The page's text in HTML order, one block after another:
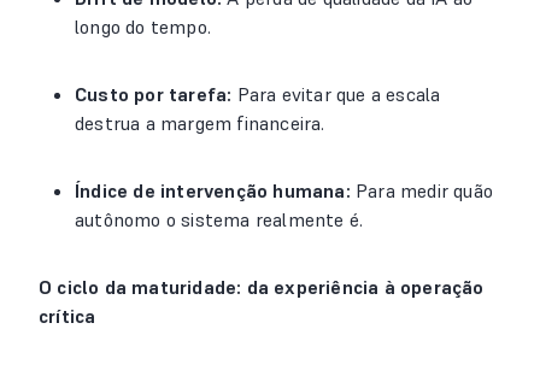
longo do tempo.
Custo por tarefa: Para evitar que a escala
destrua a margem financeira.
Índice de intervenção humana: Para medir quão
autônomo o sistema realmente é.
O ciclo da maturidade: da experiência à operação
crítica